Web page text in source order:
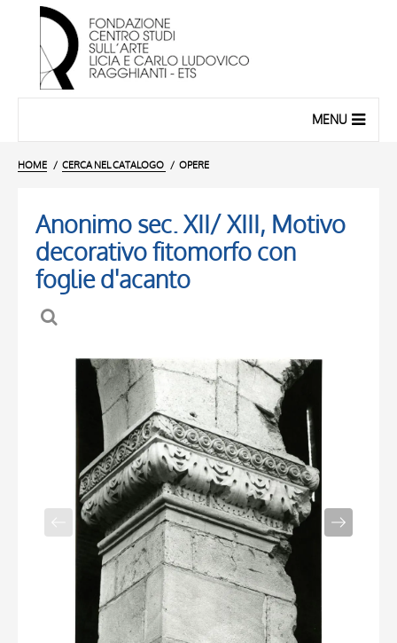
MENU
HOME CERCA NEL CATALOGO OPERE
Anonimo sec. XII/ XIII, Motivo
decorativo fitomorfo con
foglie d'acanto